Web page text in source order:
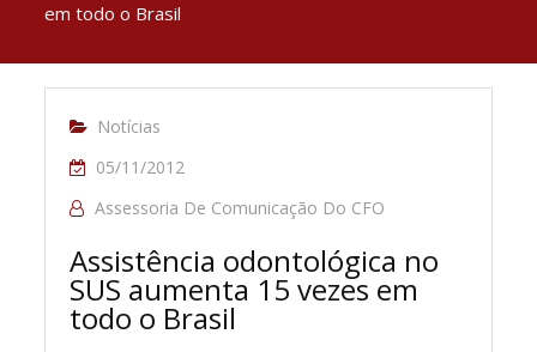
em todo o Brasil
Notícias
05/11/2012
Assessoria De Comunicação Do CFO
Assistência odontológica no
SUS aumenta 15 vezes em
todo o Brasil